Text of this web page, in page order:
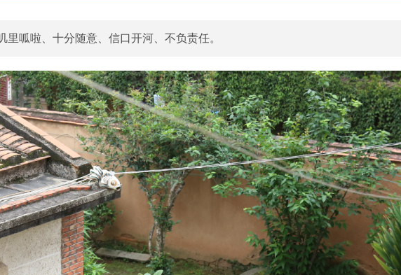
里呱啦、十分随意、信口开河、不负责任。